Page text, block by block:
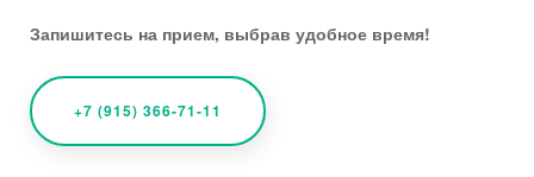
Запишитесь на прием, выбрав удобное время!
+7 (915) 366-71-11